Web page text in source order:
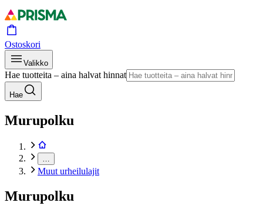
Ostoskori
Valikko
Hae tuotteita – aina halvat hinnat
Hae
Murupolku
Muut urheilulajit
Murupolku